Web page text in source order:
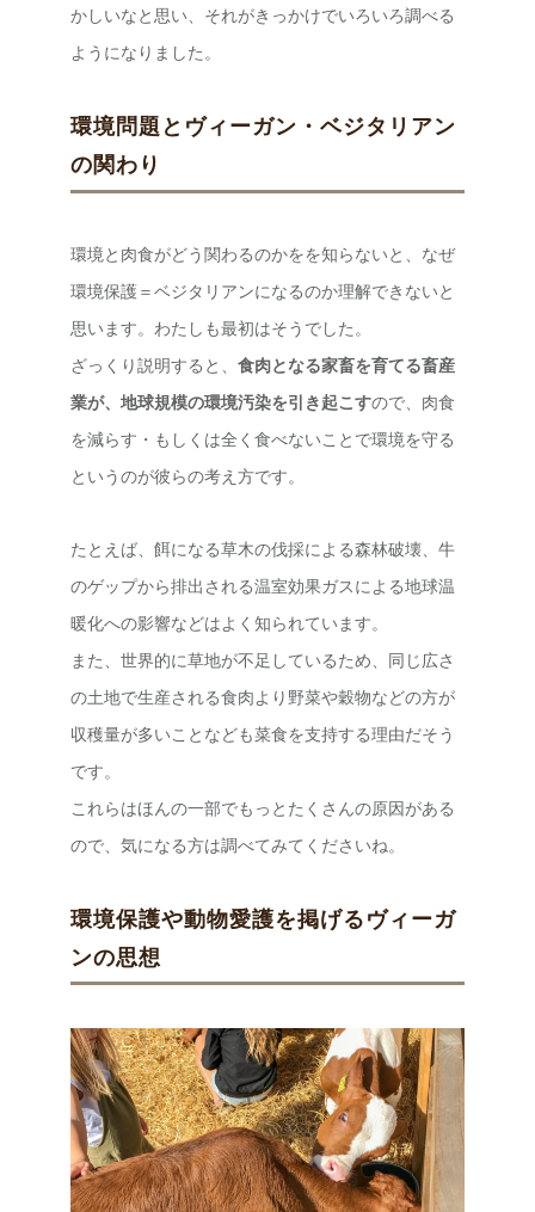
かしいなと思い、それがきっかけでいろいろ調べる
ようになりました。
環境問題とヴィーガン・ベジタリアン
の関わり
環境と肉食がどう関わるのかをを知らないと、なぜ
環境保護＝ベジタリアンになるのか理解できないと
思います。わたしも最初はそうでした。
ざっくり説明すると、 食肉となる家畜を育てる畜産
業が、地球規模の環境汚染を引き起こすので、肉食
を減らす・もしくは全く食べないことで環境を守る
というのが彼らの考え方です。
たとえば、餌になる草木の伐採による森林破壊、牛
のゲップから排出される温室効果ガスによる地球温
暖化への影響などはよく知られています。
また、世界的に草地が不足しているため、同じ広さ
の土地で生産される食肉より野菜や穀物などの方が
収穫量が多いことなども菜食を支持する理由だそう
です。
これらはほんの一部でもっとたくさんの原因がある
ので、気になる方は調べてみてくださいね。
環境保護や動物愛護を掲げるヴィーガ
ンの思想